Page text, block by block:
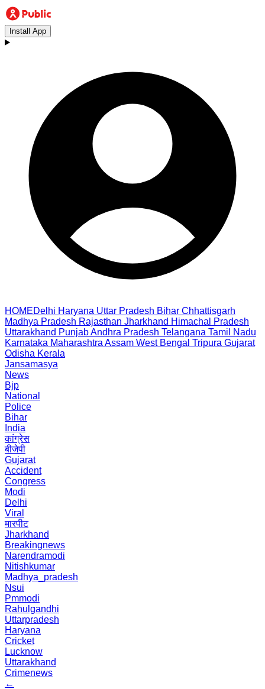
Install App
HOMEDelhi Haryana Uttar Pradesh Bihar Chhattisgarh
Madhya Pradesh Rajasthan Jharkhand Himachal Pradesh
Uttarakhand PunjabAndhra Pradesh Telangana Tamil Nadu
Karnataka Maharashtra Assam West Bengal Tripura Gujarat
Odisha Kerala
Jansamasya
News
Bjp
National
Police
Bihar
India
कांग्रेस
बीजेपी
Gujarat
Accident
Congress
Modi
Delhi
Viral
मारपीट
Jharkhand
Breakingnews
Narendramodi
Nitishkumar
Madhya_pradesh
Nsui
Pmmodi
Rahulgandhi
Uttarpradesh
Haryana
Cricket
Lucknow
Uttarakhand
Crimenews
←